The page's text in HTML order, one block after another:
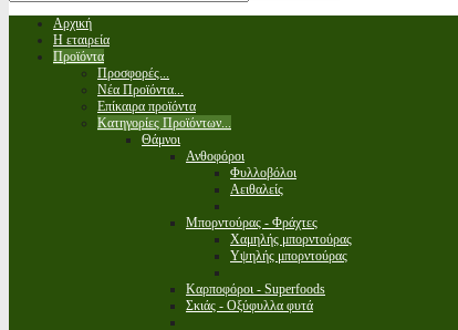
Αρχική
Η εταιρεία
Προϊόντα
Προσφορές...
Νέα Προϊόντα...
Επίκαιρα προϊόντα
Κατηγορίες Προϊόντων...
Θάμνοι
Ανθοφόροι
Φυλλοβόλοι
Αειθαλείς
Μπορντούρας - Φράχτες
Χαμηλής μπορντούρας
Υψηλής μπορντούρας
Καρποφόροι - Superfoods
Σκιάς - Οξύφυλλα φυτά